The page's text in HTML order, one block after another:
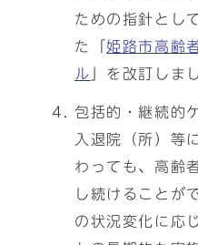
ための指針とし
た「姫路市高齢
ル
」を改訂しま
包括的・継続的
入退院（所）等
わっても、高齢
し続けることが
の状況変化に応